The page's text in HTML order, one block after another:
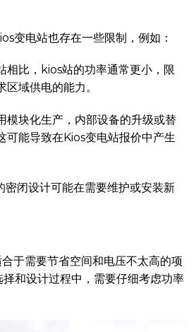
变电站也存在一些限制，例如：
相比，kios站的功率通常更小，限
域供电的能力。
模块化生产，内部设备的升级或替
可能导致在Kios变电站报价中产生
密闭设计可能在需要维护或安装新
于需要节省空间和电压不太高的项
和设计过程中，需要仔细考虑功率